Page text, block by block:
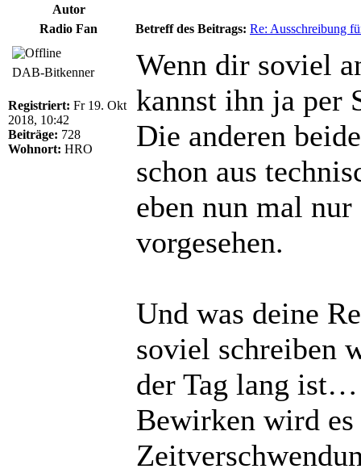
Autor
Radio Fan
Betreff des Beitrags: Re: Ausschreibung
DAB-Bitkenner
Registriert: Fr 19. Okt
2018, 10:42
Beiträge: 728
Wohnort: HRO
Wenn dir soviel
kannst ihn ja per
Die anderen
schon aus
eben nun mal
vorgesehen.
Und was deine
soviel schreiben
der Tag lang ist…
Bewirken wird